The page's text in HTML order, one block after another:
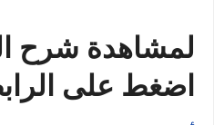
لمشاهدة شرح
اضغط على